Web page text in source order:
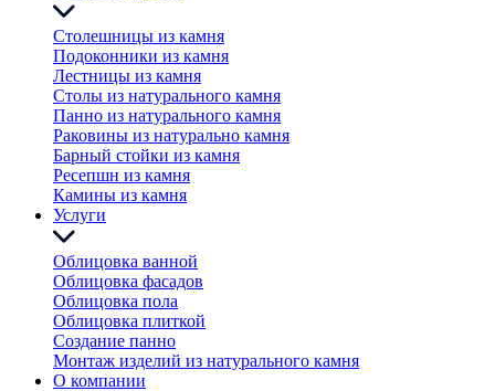
Столешницы из камня
Подоконники из камня
Лестницы из камня
Столы из натурального камня
Панно из натурального камня
Раковины из натурально камня
Барный стойки из камня
Ресепшн из камня
Камины из камня
Услуги
Облицовка ванной
Облицовка фасадов
Облицовка пола
Облицовка плиткой
Создание панно
Монтаж изделий из натурального камня
О компании